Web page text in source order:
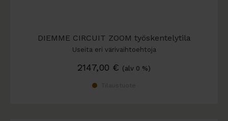
DIEMME CIRCUIT ZOOM työskentelytila
Useita eri värivaihtoehtoja
2147,00 € (alv 0 %)